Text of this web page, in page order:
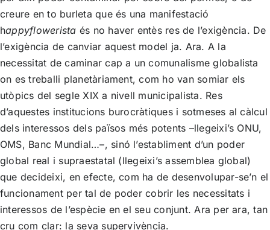
creure en to burleta que és una manifestació
happyflowerista és no haver entès res de l’exigència. De
l’exigència de canviar aquest model ja. Ara. A la
necessitat de caminar cap a un comunalisme globalista
on es treballi planetàriament, com ho van somiar els
utòpics del segle XIX a nivell municipalista. Res
d’aquestes institucions burocràtiques i sotmeses al càlcul
dels interessos dels països més potents –llegeixi’s ONU,
OMS, Banc Mundial…–, sinó l’establiment d’un poder
global real i supraestatal (llegeixi’s assemblea global)
que decideixi, en efecte, com ha de desenvolupar-se’n el
funcionament per tal de poder cobrir les necessitats i
interessos de l’espècie en el seu conjunt. Ara per ara, tan
cru com clar: la seva supervivència.